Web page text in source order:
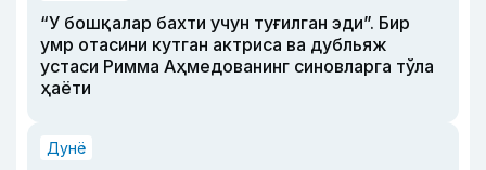
“У бошқалар бахти учун туғилган эди”. Бир
умр отасини кутган актриса ва дубльяж
устаси Римма Аҳмедованинг синовларга тўла
ҳаёти
Дунё